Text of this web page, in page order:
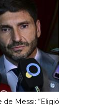
Messi: “Eligió